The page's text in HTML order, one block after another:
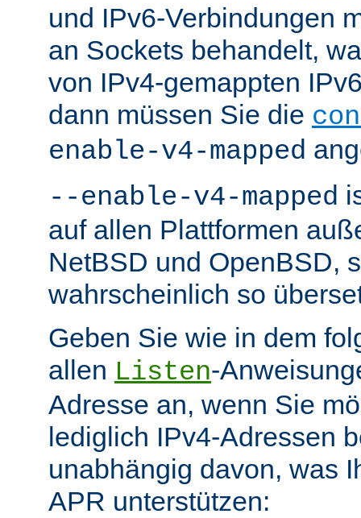
und IPv6-Verbindungen
an Sockets behandelt,
von IPv4-gemappten
dann müssen Sie die
enable-v4-mapped
--enable-v4-mapped
auf allen Plattformen
NetBSD und OpenBSD,
wahrscheinlich so
Geben Sie wie in dem
allen Listen-
Adresse an, wenn Sie
lediglich IPv4-Adressen
unabhängig davon, was
APR unterstützen: